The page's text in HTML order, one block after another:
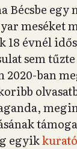
Bécsbe egy
meséket
18 évnél
sem
2020-ban
egyik